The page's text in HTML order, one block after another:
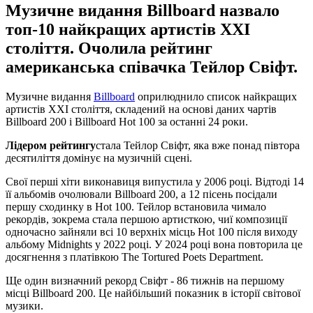
Музичне видання Billboard назвало
топ-10 найкращих артистів XXI
століття. Очолила рейтинг
американська співачка Тейлор Свіфт.
Музичне видання Billboard оприлюднило список найкращих
артистів XXI століття, складений на основі даних чартів
Billboard 200 і Billboard Hot 100 за останні 24 роки.
Лідером рейтингустала Тейлор Свіфт, яка вже понад півтора
десятиліття домінує на музичній сцені.
Свої перші хіти виконавиця випустила у 2006 році. Відтоді 14
її альбомів очолювали Billboard 200, а 12 пісень посідали
першу сходинку в Hot 100. Тейлор встановила чимало
рекордів, зокрема стала першою артисткою, чиї композиції
одночасно зайняли всі 10 верхніх місць Hot 100 після виходу
альбому Midnights у 2022 році. У 2024 році вона повторила це
досягнення з платівкою The Tortured Poets Department.
Ще один визначний рекорд Свіфт - 86 тижнів на першому
місці Billboard 200. Це найбільший показник в історії світової
музики.